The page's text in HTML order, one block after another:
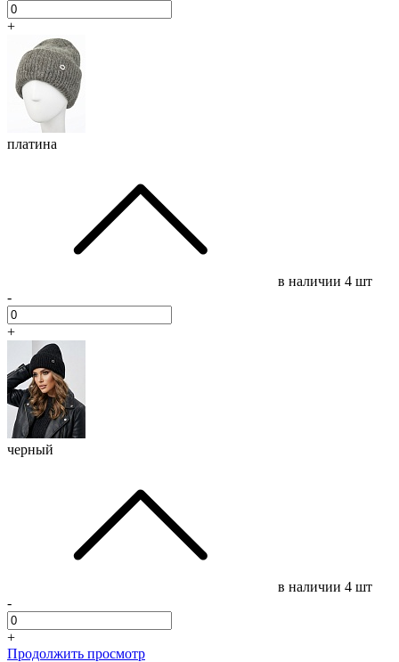
+
платина
в наличии 4 шт
-
+
черный
в наличии 4 шт
-
+
Продолжить просмотр